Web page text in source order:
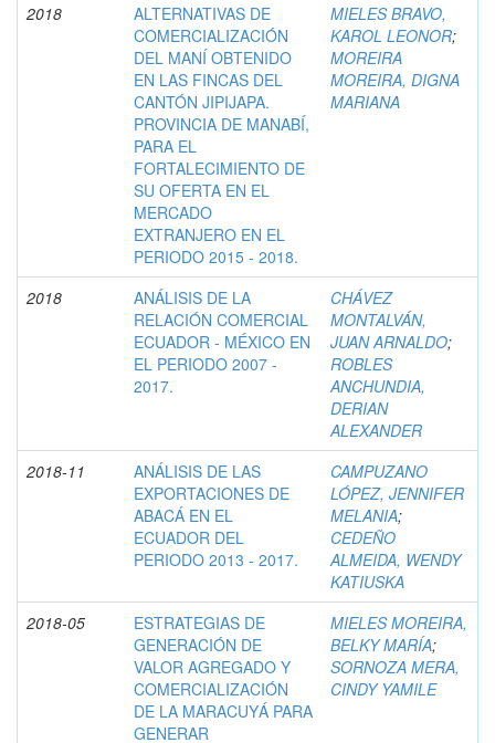
2018
ALTERNATIVAS DE
COMERCIALIZACIÓN
DEL MANÍ OBTENIDO
EN LAS FINCAS DEL
CANTÓN JIPIJAPA.
PROVINCIA DE MANABÍ,
PARA EL
FORTALECIMIENTO DE
SU OFERTA EN EL
MERCADO
EXTRANJERO EN EL
PERIODO 2015 - 2018.
MIELES BRAVO,
KAROL LEONOR;
MOREIRA
MOREIRA, DIGNA
MARIANA
2018
ANÁLISIS DE LA
RELACIÓN COMERCIAL
ECUADOR - MÉXICO EN
EL PERIODO 2007 -
2017.
CHÁVEZ
MONTALVÁN,
JUAN ARNALDO;
ROBLES
ANCHUNDIA,
DERIAN
ALEXANDER
2018-11
ANÁLISIS DE LAS
EXPORTACIONES DE
ABACÁ EN EL
ECUADOR DEL
PERIODO 2013 - 2017.
CAMPUZANO
LÓPEZ, JENNIFER
MELANIA;
CEDEÑO
ALMEIDA, WENDY
KATIUSKA
2018-05
ESTRATEGIAS DE
GENERACIÓN DE
VALOR AGREGADO Y
COMERCIALIZACIÓN
DE LA MARACUYÁ PARA
GENERAR
MIELES MOREIRA,
BELKY MARÍA;
SORNOZA MERA,
CINDY YAMILE